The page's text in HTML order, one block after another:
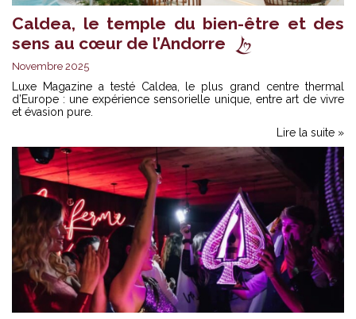
Caldea, le temple du bien-être et des
sens au cœur de l’Andorre
Novembre 2025
Luxe Magazine a testé Caldea, le plus grand centre thermal
d’Europe : une expérience sensorielle unique, entre art de vivre
et évasion pure.
Lire la suite »